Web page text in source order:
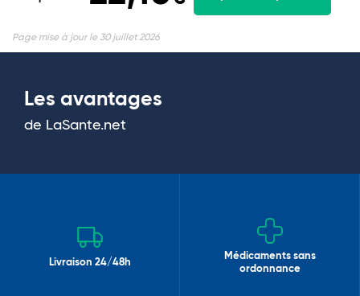
Page mise à jour le 30 juillet 2026
Les avantages
de LaSante.net
Livraison 24/48h
Médicaments sans
ordonnance